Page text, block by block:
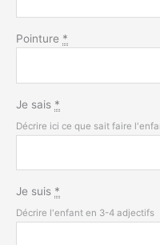
Pointure *
Je sais *
Décrire ici ce que sait faire
Je suis *
Décrire l'enfant en 3-4 adjectifs